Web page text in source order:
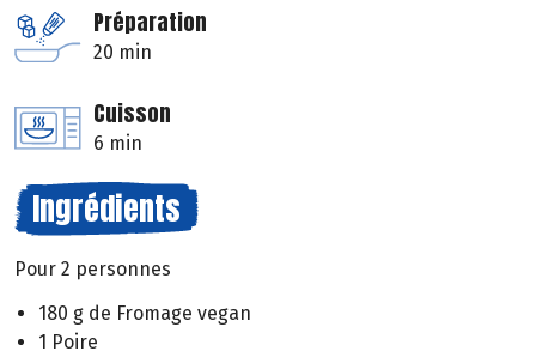
Préparation
20 min
Cuisson
6 min
Ingrédients
Pour 2 personnes
180 g de Fromage vegan
1 Poire